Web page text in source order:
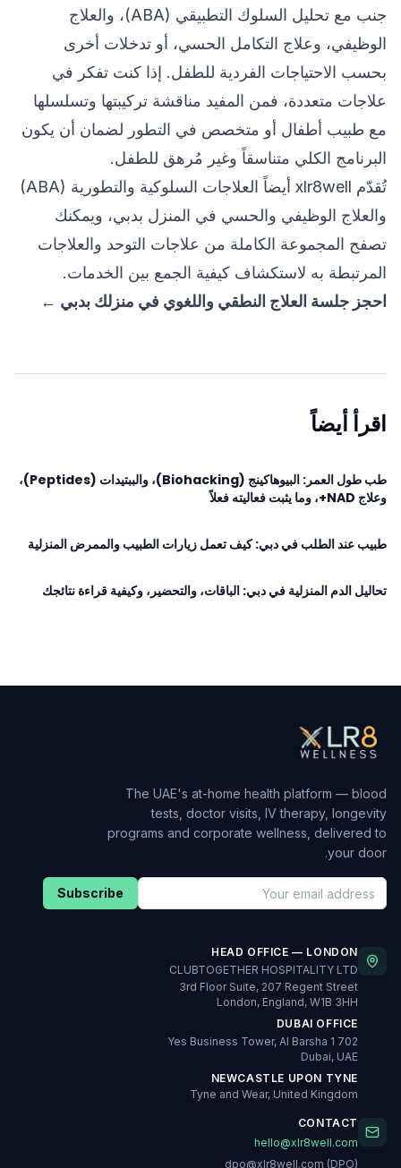
جنب مع تحليل السلوك التطبيقي (ABA)، والعلاج
الوظيفي، وعلاج التكامل الحسي، أو تدخلات أخرى
بحسب الاحتياجات الفردية للطفل. إذا كنت تفكر في
علاجات متعددة، فمن المفيد مناقشة تركيبتها وتسلسلها
مع طبيب أطفال أو متخصص في التطور لضمان أن يكون
البرنامج الكلي متناسقاً وغير مُرهق للطفل.
تُقدّم xlr8well أيضاً
العلاجات السلوكية والتطورية (ABA)
والعلاج الوظيفي والحسي في المنزل بدبي، ويمكنك
تصفح المجموعة الكاملة من علاجات التوحد والعلاجات
المرتبطة به لاستكشاف كيفية الجمع بين الخدمات.
احجز جلسة العلاج النطقي واللغوي في منزلك بدبي ←
اقرأ أيضاً
طب طول العمر: البيوهاكينج (Biohacking)، والببتيدات (Peptides)،
وعلاج NAD+، وما يثبت فعاليته فعلاً
طبيب عند الطلب في دبي: كيف تعمل زيارات الطبيب والممرض المنزلية
تحاليل الدم المنزلية في دبي: الباقات، والتحضير، وكيفية قراءة نتائجك
The UAE's at-home health platform — blood
tests, doctor visits, IV therapy, longevity
programs and corporate wellness, delivered to
your door.
Subscribe
HEAD OFFICE — LONDON
CLUBTOGETHER HOSPITALITY LTD
3rd Floor Suite, 207 Regent Street
London, England, W1B 3HH
DUBAI OFFICE
702 Yes Business Tower, Al Barsha 1
Dubai, UAE
NEWCASTLE UPON TYNE
Tyne and Wear, United Kingdom
CONTACT
hello@xlr8well.com
dpo@xlr8well.com (DPO)